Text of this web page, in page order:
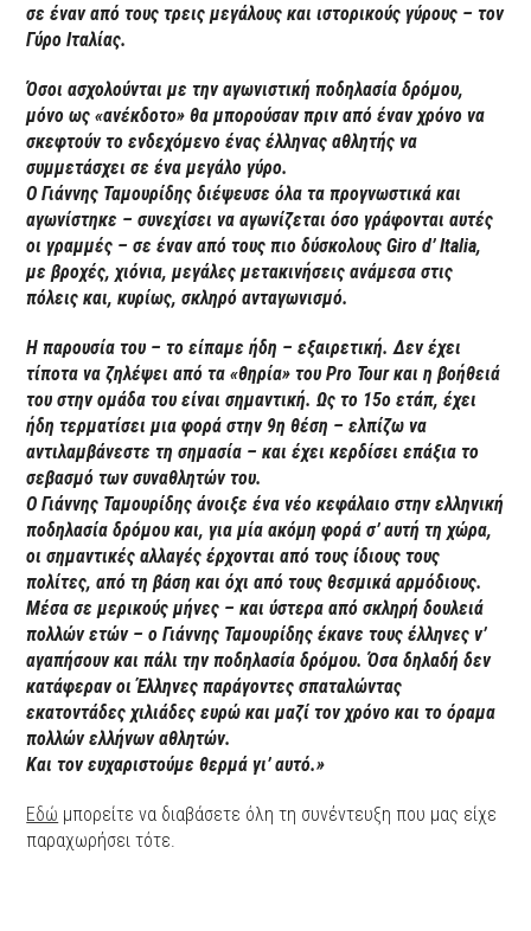
σε έναν από τους τρεις μεγάλους και ιστορικούς γύρους – τον
Γύρο Ιταλίας.
Όσοι ασχολούνται με την αγωνιστική ποδηλασία δρόμου,
μόνο ως «ανέκδοτο» θα μπορούσαν πριν από έναν χρόνο να
σκεφτούν το ενδεχόμενο ένας έλληνας αθλητής να
συμμετάσχει σε ένα μεγάλο γύρο.
Ο Γιάννης Ταμουρίδης διέψευσε όλα τα προγνωστικά και
αγωνίστηκε – συνεχίσει να αγωνίζεται όσο γράφονται αυτές
οι γραμμές – σε έναν από τους πιο δύσκολους Giro d’ Italia,
με βροχές, χιόνια, μεγάλες μετακινήσεις ανάμεσα στις
πόλεις και, κυρίως, σκληρό ανταγωνισμό.
Η παρουσία του – το είπαμε ήδη – εξαιρετική. Δεν έχει
τίποτα να ζηλέψει από τα «θηρία» του Pro Tour και η βοήθειά
του στην ομάδα του είναι σημαντική. Ως το 15ο ετάπ, έχει
ήδη τερματίσει μια φορά στην 9η θέση – ελπίζω να
αντιλαμβάνεστε τη σημασία – και έχει κερδίσει επάξια το
σεβασμό των συναθλητών του.
Ο Γιάννης Ταμουρίδης άνοιξε ένα νέο κεφάλαιο στην ελληνική
ποδηλασία δρόμου και, για μία ακόμη φορά σ’ αυτή τη χώρα,
οι σημαντικές αλλαγές έρχονται από τους ίδιους τους
πολίτες, από τη βάση και όχι από τους θεσμικά αρμόδιους.
Μέσα σε μερικούς μήνες – και ύστερα από σκληρή δουλειά
πολλών ετών – ο Γιάννης Ταμουρίδης έκανε τους έλληνες ν’
αγαπήσουν και πάλι την ποδηλασία δρόμου. Όσα δηλαδή δεν
κατάφεραν οι Έλληνες παράγοντες σπαταλώντας
εκατοντάδες χιλιάδες ευρώ και μαζί τον χρόνο και το όραμα
πολλών ελλήνων αθλητών.
Και τον ευχαριστούμε θερμά γι’ αυτό.»
Εδώ μπορείτε να διαβάσετε όλη τη συνέντευξη που μας είχε
παραχωρήσει τότε.